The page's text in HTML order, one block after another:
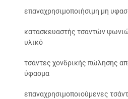
επαναχρησιμοποιήσιμη μη
κατασκευαστής τσαντών
υλικό
τσάντες χονδρικής πώλησης
ύφασμα
επαναχρησιμοποιούμενες